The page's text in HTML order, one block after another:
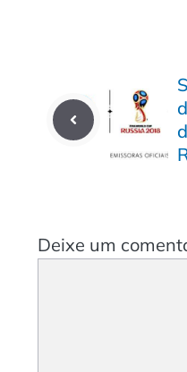
Deixe um